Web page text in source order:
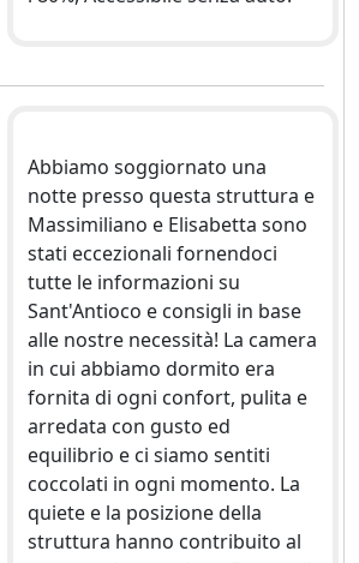
Abbiamo soggiornato una
notte presso questa struttura e
Massimiliano e Elisabetta sono
stati eccezionali fornendoci
tutte le informazioni su
Sant'Antioco e consigli in base
alle nostre necessità! La camera
in cui abbiamo dormito era
fornita di ogni confort, pulita e
arredata con gusto ed
equilibrio e ci siamo sentiti
coccolati in ogni momento. La
quiete e la posizione della
struttura hanno contribuito al